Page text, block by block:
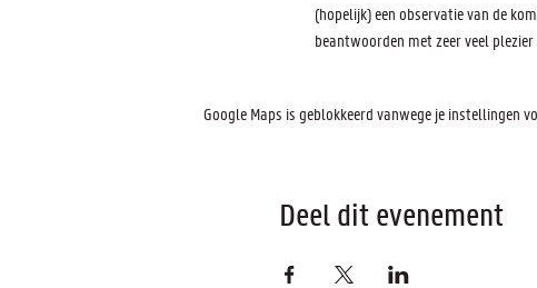
(hopelijk) een observatie van de
beantwoorden met zeer veel
Google Maps is geblokkeerd vanwege je instellingen
Deel dit evenement